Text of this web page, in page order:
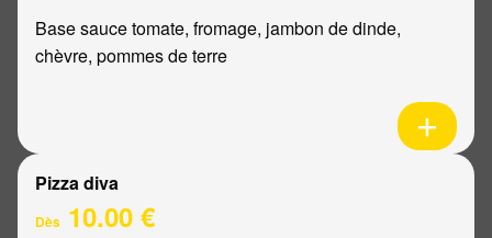
Base sauce tomate, fromage, jambon de dinde,
chèvre, pommes de terre
Pizza diva
Dès 10.00 €